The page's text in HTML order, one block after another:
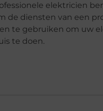
elektricien
de diensten van een
te gebruiken om uw
te doen.